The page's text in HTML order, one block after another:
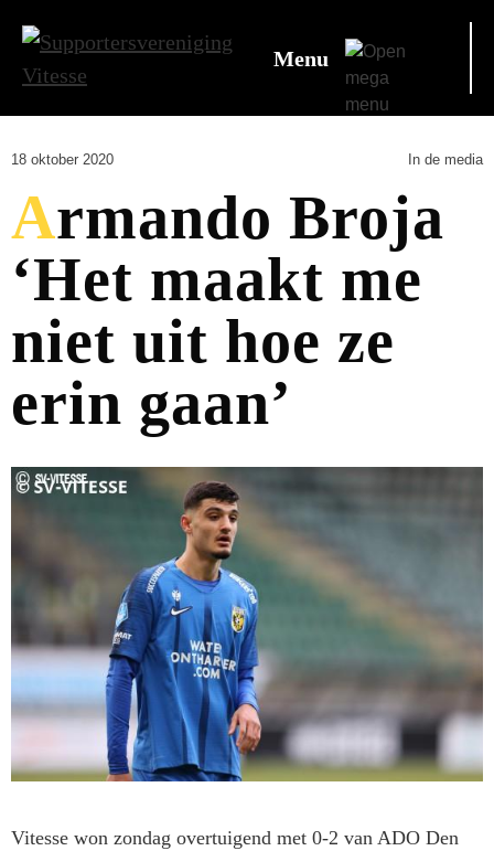
Menu
18 oktober 2020 In de media
Armando Broja
‘Het maakt me
niet uit hoe ze
erin gaan’
Vitesse won zondag overtuigend met 0-2 van ADO Den